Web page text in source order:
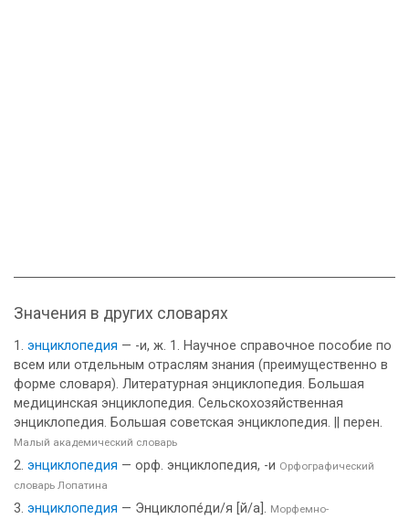
Значения в других словарях
энциклопедия — -и, ж. 1. Научное справочное пособие по
всем или отдельным отраслям знания (преимущественно в
форме словаря). Литературная энциклопедия. Большая
медицинская энциклопедия. Сельскохозяйственная
энциклопедия. Большая советская энциклопедия. || перен.
Малый академический словарь
энциклопедия — орф. энциклопедия, -и Орфографический
словарь Лопатина
энциклопедия — Энциклопе́ди/я [й/а]. Морфемно-